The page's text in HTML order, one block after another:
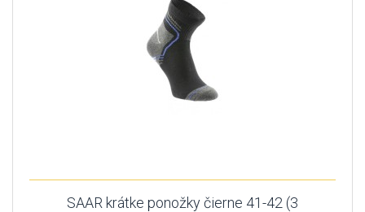
SAAR krátke ponožky čierne 41-42 (3